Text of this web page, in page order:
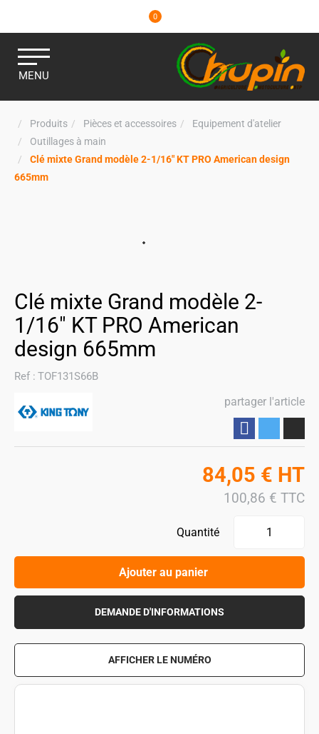
0
MENU
Produits Pièces et accessoires
Equipement d'atelier
Outillages à main
Clé mixte Grand modèle 2-1/16" KT PRO American design
665mm
Clé mixte Grand modèle 2-
1/16" KT PRO American
design 665mm
Ref : TOF131S66B
partager l'article
84,05 € HT
100,86 € TTC
Quantité
Ajouter au panier
DEMANDE D'INFORMATIONS
AFFICHER LE NUMÉRO